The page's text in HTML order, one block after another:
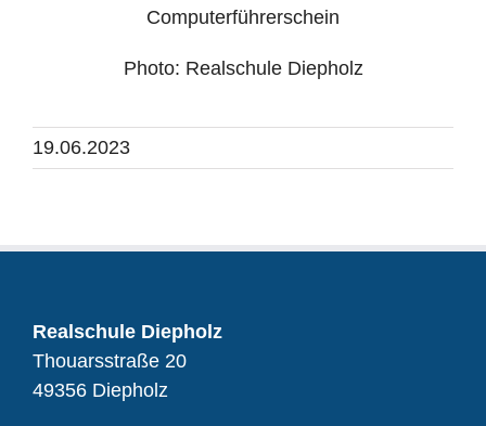
Computerführerschein
Photo: Realschule Diepholz
19.06.2023
Realschule Diepholz
Thouarsstraße 20
49356 Diepholz